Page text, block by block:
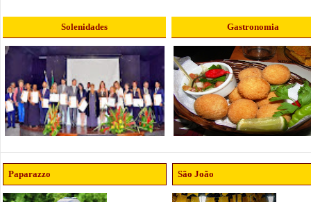
Solenidades Gastronomia
Paparazzo São João